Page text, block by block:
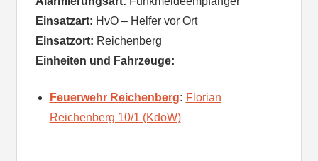
Einsatzart: HvO – Helfer vor Ort
Einsatzort: Reichenberg
Einheiten und Fahrzeuge:
Feuerwehr Reichenberg: Florian
Reichenberg 10/1 (KdoW)